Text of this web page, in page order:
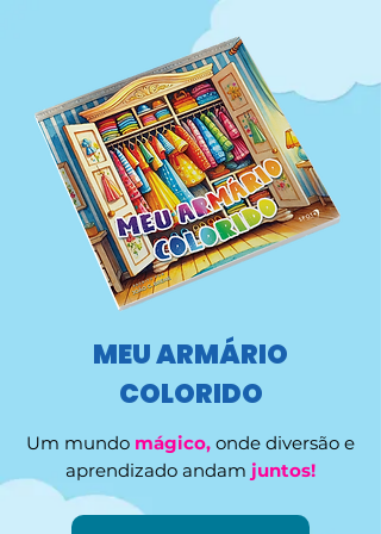
MEU ARMÁRIO
COLORIDO
Um mundo mágico, onde diversão e
aprendizado andam juntos!